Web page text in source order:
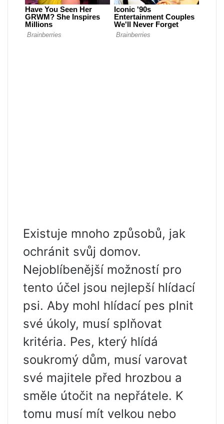
Existuje mnoho způsobů, jak
ochránit svůj domov.
Nejoblíbenější možností pro
tento účel jsou nejlepší hlídací
psi. Aby mohl hlídací pes plnit
své úkoly, musí splňovat
kritéria. Pes, který hlídá
soukromý dům, musí varovat
své majitele před hrozbou a
směle útočit na nepřátele. K
tomu musí mít velkou nebo